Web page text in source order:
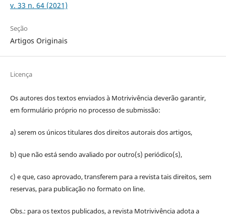
v. 33 n. 64 (2021)
Seção
Artigos Originais
Licença
Os autores dos textos enviados à Motrivivência deverão garantir,
em formulário próprio no processo de submissão:
a) serem os únicos titulares dos direitos autorais dos artigos,
b) que não está sendo avaliado por outro(s) periódico(s),
c) e que, caso aprovado, transferem para a revista tais direitos, sem
reservas, para publicação no formato on line.
Obs.: para os textos publicados, a revista Motrivivência adota a